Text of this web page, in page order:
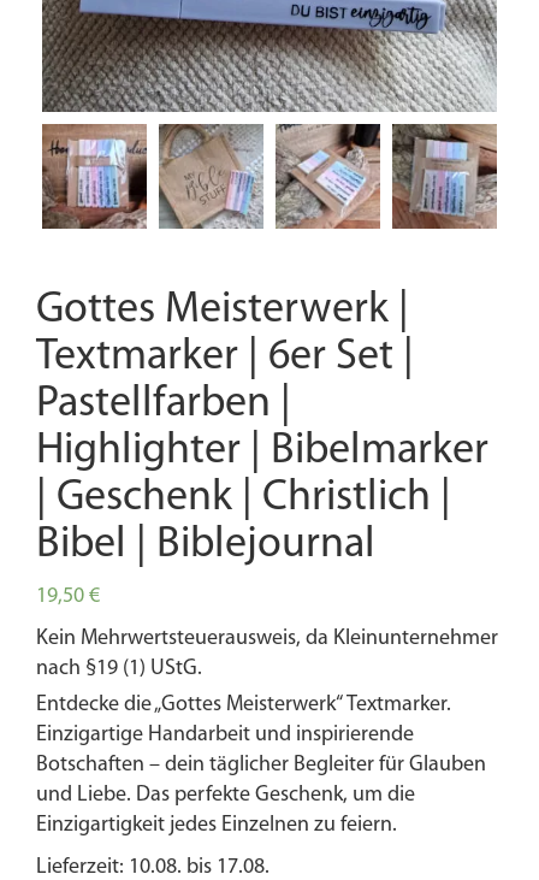
Gottes Meisterwerk |
Textmarker | 6er Set |
Pastellfarben |
Highlighter | Bibelmarker
| Geschenk | Christlich |
Bibel | Biblejournal
19,50 €
Kein Mehrwertsteuerausweis, da Kleinunternehmer
nach §19 (1) UStG.
Entdecke die „Gottes Meisterwerk“ Textmarker.
Einzigartige Handarbeit und inspirierende
Botschaften – dein täglicher Begleiter für Glauben
und Liebe. Das perfekte Geschenk, um die
Einzigartigkeit jedes Einzelnen zu feiern.
Lieferzeit: 10.08. bis 17.08.